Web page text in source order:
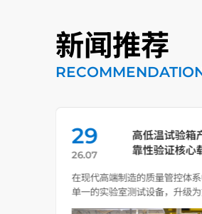
新闻推荐
29
26.07
高低温试验箱
靠性验证核心
在现代高端制造的质量管控体
单一的实验室测试设备，升级
质控、失效 […]